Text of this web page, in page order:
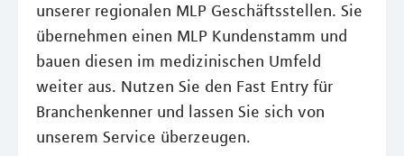
unserer regionalen MLP Geschäftsstellen. Sie
übernehmen einen MLP Kundenstamm und
bauen diesen im medizinischen Umfeld
weiter aus. Nutzen Sie den Fast Entry für
Branchenkenner und lassen Sie sich von
unserem Service überzeugen.